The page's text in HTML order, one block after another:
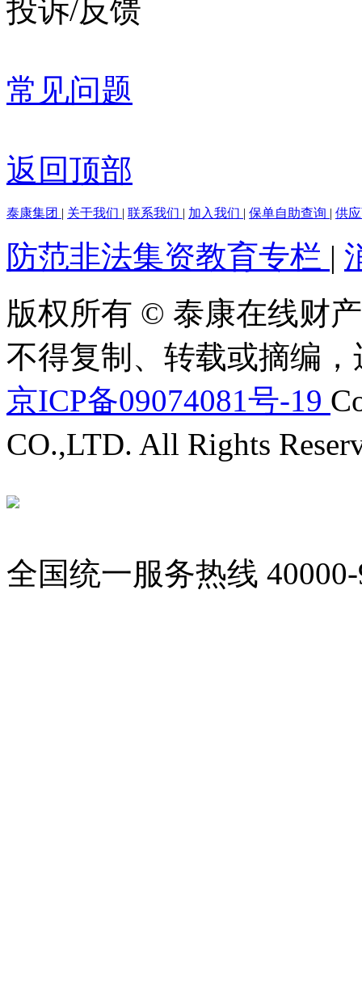
投诉/反馈
常见问题
返回顶部
泰康集团 | 关于我们 | 联系我们 | 加入我们 | 保单自助查询 | 供
防范非法集资教育专栏 |
版权所有 © 泰康在线财
不得复制、转载或摘编
京ICP备09074081号-19
CO.,LTD. All Rights
全国统一服务热线